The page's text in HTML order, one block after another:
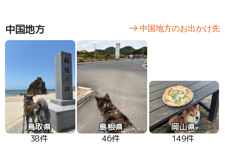
中国地方 中国地方のお出かけ先
鳥取県
38件
島根県
46件
岡山県
149件